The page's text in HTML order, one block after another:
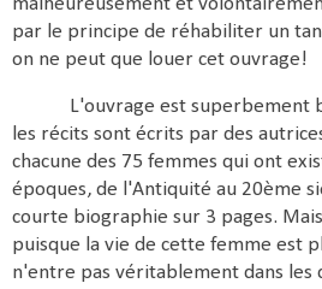
malheureusement et
par le principe de réhabiliter un
on ne peut que louer cet ouvrage!
L'ouvrage est superbement
les récits sont écrits par des
chacune des 75 femmes qui ont
époques, de l'Antiquité au 20ème
courte biographie sur 3 pages.
puisque la vie de cette femme est
n'entre pas véritablement dans les